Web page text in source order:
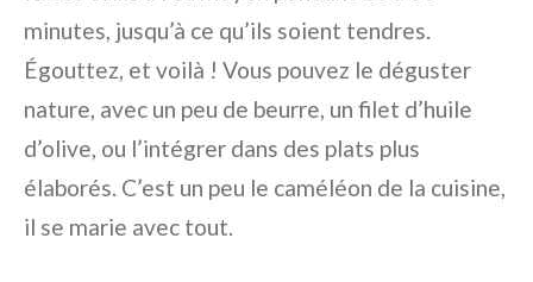
minutes, jusqu’à ce qu’ils soient tendres.
Égouttez, et voilà ! Vous pouvez le déguster
nature, avec un peu de beurre, un filet d’huile
d’olive, ou l’intégrer dans des plats plus
élaborés. C’est un peu le caméléon de la cuisine,
il se marie avec tout.